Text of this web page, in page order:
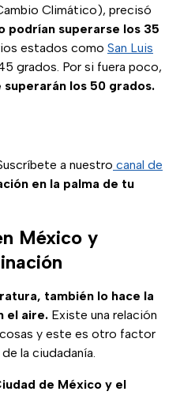
Climático), precisó
podrían superarse los 35
estados como San Luis
grados. Por si fuera poco,
los 50 grados.
a nuestro canal de
en la palma de tu
México y
también lo hace la
el aire. Existe una relación
y este es otro factor
la ciudadanía.
de México y el